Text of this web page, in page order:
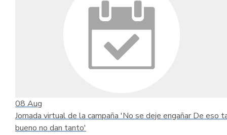
08 Aug
Jornada virtual de la campaña 'No se deje engañar De eso
bueno no dan tanto'